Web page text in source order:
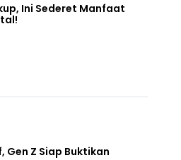
Ini Sederet Manfaat
Z Siap Buktikan